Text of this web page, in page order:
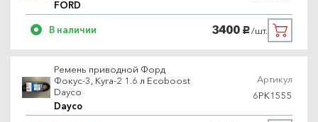
FORD
В наличии 3400 руб./шт.
Ремень приводной Форд
Фокус-3, Куга-2 1.6 л Ecoboost
Dayco
Dayco
Артикул
6PK1555